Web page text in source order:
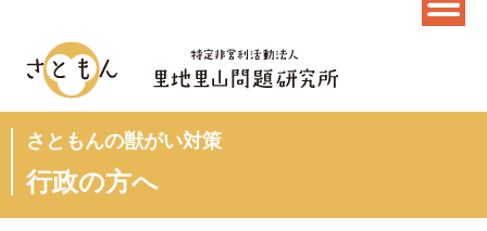
さともんの獣がい対策
行政の方へ